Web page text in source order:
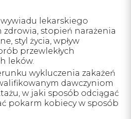
lekarskiego
zdrowia, stopień narażenia
styl życia, wpływ
przewlekłych
leków.
wykluczenia zakażeń
dawczyniom
w jaki sposób odciągać
pokarm kobiecy w sposób